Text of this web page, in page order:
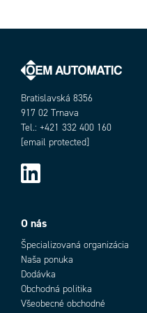
Prevádzkové napätie DC min.
Spotreba
Teplota skladovania do
Teplota skladovania od
Trieda krytia
Objednávacie číslo
Bratislavská 8356
917 02 Trnava
Tel.: +421 332 400 160
[email protected]
O nás
Špecializovaná organizácia
Naša ponuka
Dodávka
Obchodná politika
Všeobecné obchodné